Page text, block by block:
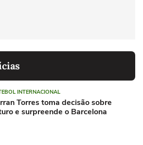
INTERNACIONAL
Torres toma decisão sobre
e surpreende o Barcelona